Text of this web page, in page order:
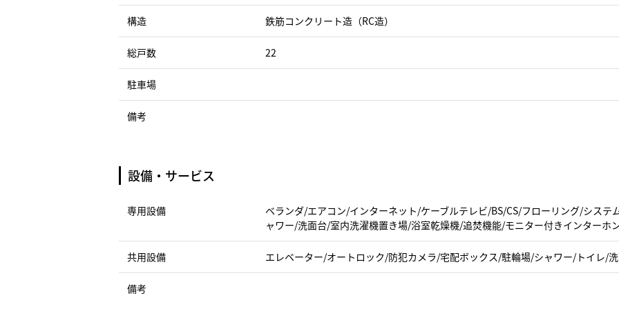
構造 鉄筋コンクリート造（RC造）
総戸数 22
駐車場
備考
設備・サービス
専用設備
ベランダ/エアコン/インターネット/ケーブルテレビ/BS/CS/フローリング/シス
ャワー/洗面台/室内洗濯機置き場/浴室乾燥機/追焚機能/モニター付きインターホ
共用設備 エレベーター/オートロック/防犯カメラ/宅配ボックス/駐輪場/シャワー/トイレ/
備考